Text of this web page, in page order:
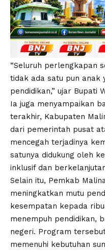
“Seluruh perlengkapan
tidak ada satu pun anak
pendidikan,” ujar Bupati
Ia juga menyampaikan
terakhir, Kabupaten
dari pemerintah pusat
mencegah terjadinya
satunya didukung oleh
inklusif dan
Selain itu, Pemkab
meningkatkan mutu
kesempatan kepada
menempuh pendidikan,
negeri. Program
memenuhi kebutuhan